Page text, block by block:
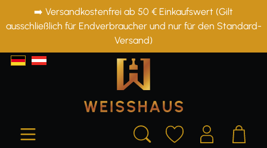
springen
➡️ Versandkostenfrei ab 50 € Einkaufswert (Gilt
ausschließlich für Endverbraucher und nur für den Standard-
Versand)